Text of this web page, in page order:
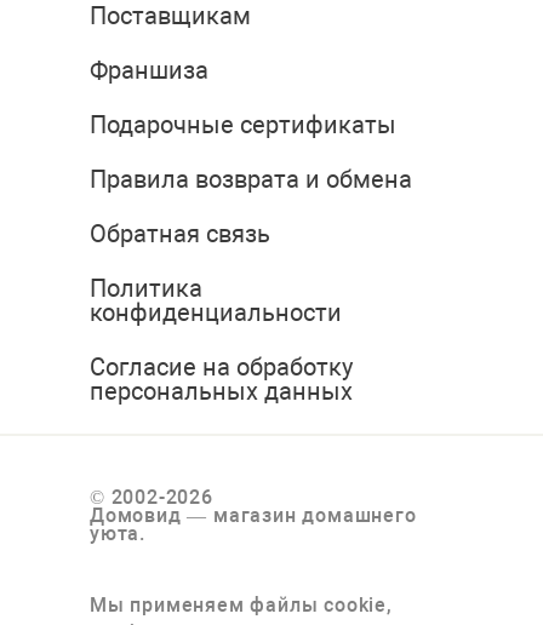
Поставщикам
Франшиза
Подарочные сертификаты
Правила возврата и обмена
Обратная связь
Политика
конфиденциальности
Согласие на обработку
персональных данных
© 2002-2026
Домовид — магазин домашнего
уюта.
Мы применяем файлы cookie,